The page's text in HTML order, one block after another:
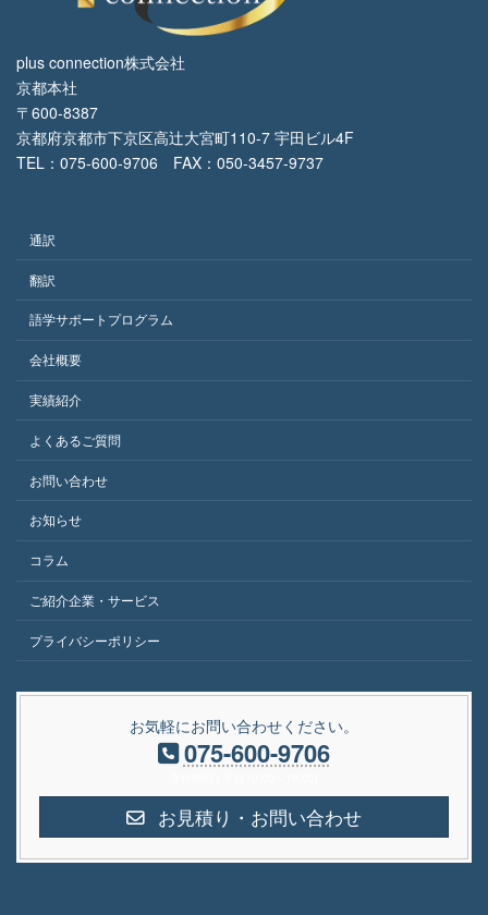
plus connection株式会社
京都本社
〒600-8387
京都府京都市下京区高辻大宮町110-7 宇田ビル4F
TEL：075-600-9706 FAX：050-3457-9737
通訳
翻訳
語学サポートプログラム
会社概要
実績紹介
よくあるご質問
お問い合わせ
お知らせ
コラム
ご紹介企業・サービス
プライバシーポリシー
お気軽にお問い合わせください。
075-600-9706
お見積り・お問い合わせ